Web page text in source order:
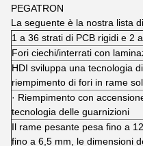
PEGATRON
La seguente è la nostra lista
1 a 36 strati di PCB rigidi e 2
Fori ciechi/interrati con
HDI sviluppa una tecnologia
riempimento di fori in rame
· Riempimento con
tecnologia delle guarnizioni
Il rame pesante pesa fino a
fino a 6,5 mm, le dimensioni